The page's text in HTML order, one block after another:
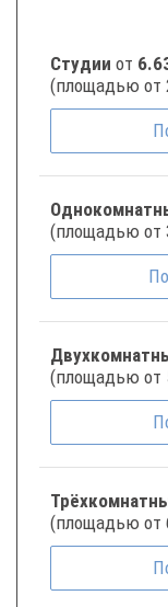
Студии от
(площадью от
(площадью от
(площадью от
(площадью от